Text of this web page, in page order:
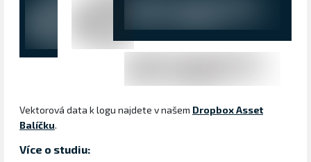
Vektorová data k logu najdete v našem Dropbox Asset
Balíčku.
Více o studiu: